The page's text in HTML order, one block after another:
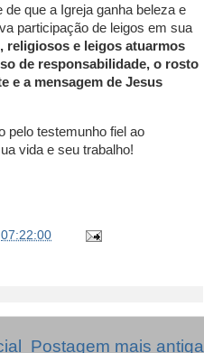
que a Igreja ganha beleza e
participação de leigos em sua
religiosos e leigos atuarmos
de responsabilidade, o rosto
e a mensagem de Jesus
pelo testemunho fiel ao
vida e seu trabalho!
07:22:00
Postagem mais antiga